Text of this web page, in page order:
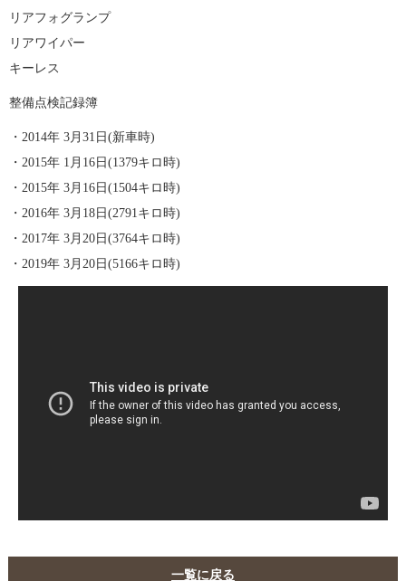
リアフォグランプ
リアワイパー
キーレス
整備点検記録簿
・2014年 3月31日(新車時)
・2015年 1月16日(1379キロ時)
・2015年 3月16日(1504キロ時)
・2016年 3月18日(2791キロ時)
・2017年 3月20日(3764キロ時)
・2019年 3月20日(5166キロ時)
一覧に戻る